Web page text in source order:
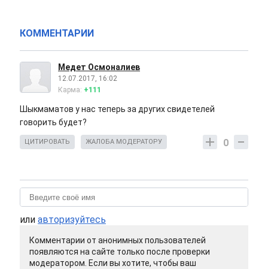
КОММЕНТАРИИ
Медет Осмоналиев
12.07.2017, 16:02
Карма: +111
Шыкмаматов у нас теперь за других свидетелей
говорить будет?
0
ЦИТИРОВАТЬ ЖАЛОБА МОДЕРАТОРУ
или авторизуйтесь
Комментарии от анонимных пользователей
появляются на сайте только после проверки
модератором. Если вы хотите, чтобы ваш